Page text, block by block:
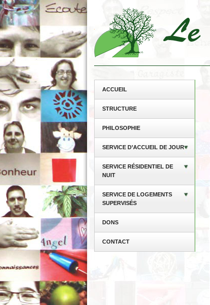
ACCUEIL
STRUCTURE
PHILOSOPHIE
SERVICE D’ACCUEIL DE JOUR
SERVICE RÉSIDENTIEL DE
NUIT
SERVICE DE LOGEMENTS
SUPERVISÉS
DONS
CONTACT